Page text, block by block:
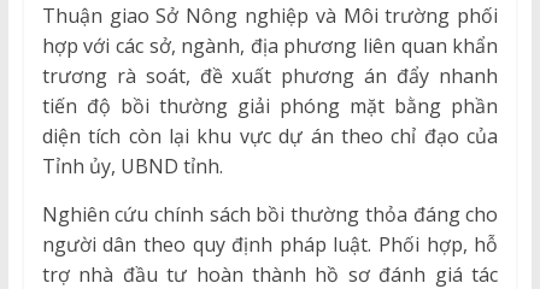
Thuận giao Sở Nông nghiệp và Môi trường phối
hợp với các sở, ngành, địa phương liên quan khẩn
trương rà soát, đề xuất phương án đẩy nhanh
tiến độ bồi thường giải phóng mặt bằng phần
diện tích còn lại khu vực dự án theo chỉ đạo của
Tỉnh ủy, UBND tỉnh.
Nghiên cứu chính sách bồi thường thỏa đáng cho
người dân theo quy định pháp luật. Phối hợp, hỗ
trợ nhà đầu tư hoàn thành hồ sơ đánh giá tác